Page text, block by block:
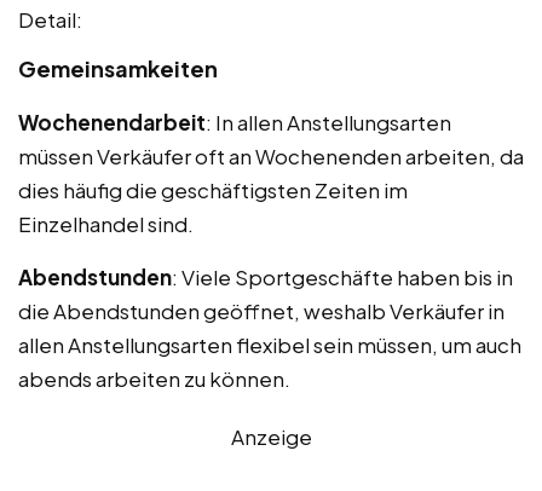
Detail:
Gemeinsamkeiten
Wochenendarbeit: In allen Anstellungsarten
müssen Verkäufer oft an Wochenenden arbeiten, da
dies häufig die geschäftigsten Zeiten im
Einzelhandel sind.
Abendstunden: Viele Sportgeschäfte haben bis in
die Abendstunden geöffnet, weshalb Verkäufer in
allen Anstellungsarten flexibel sein müssen, um auch
abends arbeiten zu können.
Anzeige